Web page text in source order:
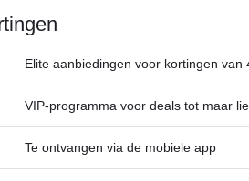
Elite aanbiedingen voor kortingen van
VIP-programma voor deals tot maar
Te ontvangen via de mobiele app